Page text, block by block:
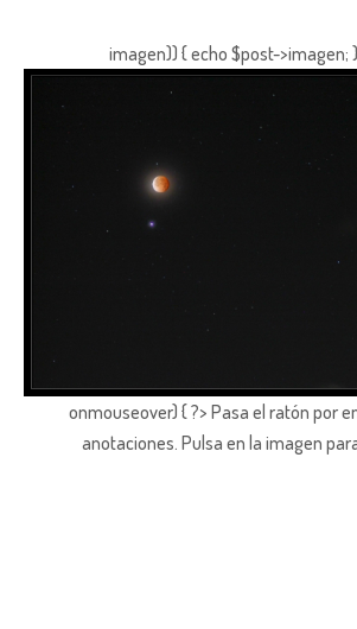
imagen)) { echo $post->imagen;
onmouseover) { ?> Pasa el ratón por
anotaciones. Pulsa en la imagen